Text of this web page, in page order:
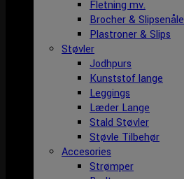
Fletning mv.
Brocher & Slipsenåle
Plastroner & Slips
Støvler
Jodhpurs
Kunststof lange
Leggings
Læder Lange
Stald Støvler
Støvle Tilbehør
Accesories
Strømper